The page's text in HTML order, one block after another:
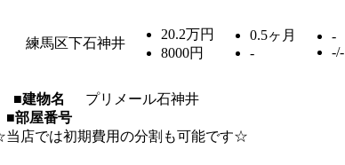
練馬区下石神井
20.2万円
8000円
0.5ヶ月
-
-
-/-
■建物名
プリメール石神井
■部屋番号
店では初期費用の分割も可能です☆